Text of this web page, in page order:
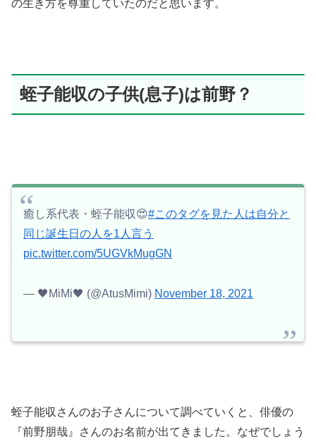
の生き方を尊重していたのだと思います。
蛭子能収の子供(息子)は前野？
癒し系代表・蛭子能収😍#このタグを見た人は自分と
同じ誕生日の人を1人言う
pic.twitter.com/5UGVkMugGN
— 🖤MiMi🖤 (@AtusMimi) November 18, 2021
蛭子能収さんのお子さんについて調べていくと、俳優の
『前野朋哉』さんのお名前が出てきました。なぜでしょう